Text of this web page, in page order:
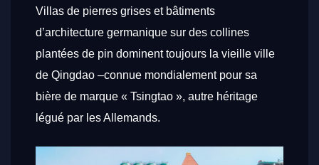
Villas de pierres grises et bâtiments
d’architecture germanique sur des collines
plantées de pin dominent toujours la vieille ville
de Qingdao –connue mondialement pour sa
bière de marque « Tsingtao », autre héritage
légué par les Allemands.